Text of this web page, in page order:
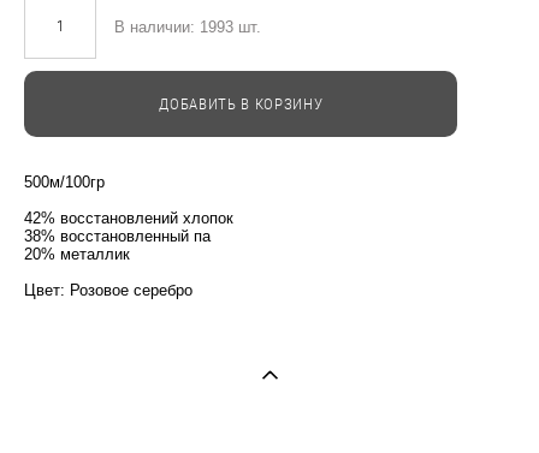
В наличии: 1993 шт.
ДОБАВИТЬ В КОРЗИНУ
500м/100гр
42% восстановлений хлопок
38% восстановленный па
20% металлик
Цвет: Розовое серебро